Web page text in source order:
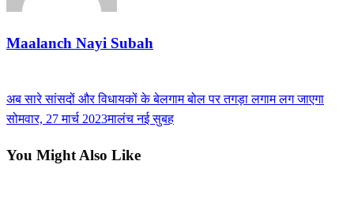
Maalanch Nayi Subah
Post
Previous
Post
अब सारे सांसदों और विधायकों के बेलगाम बोल पर तगड़ा लगाम लग जाएगा
Next
सोमवार, 27 मार्च 2023मालंच नई सुबह
You Might Also Like